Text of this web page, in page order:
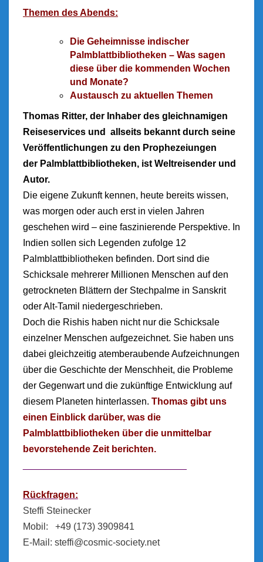
Themen des Abends:
Die Geheimnisse indischer
Palmblattbibliotheken – Was sagen
diese über die kommenden Wochen
und Monate?
Austausch zu aktuellen Themen
Thomas Ritter, der Inhaber des gleichnamigen
Reiseservices und allseits bekannt durch seine
Veröffentlichungen zu den Prophezeiungen
der Palmblattbibliotheken, ist Weltreisender und
Autor.
Die eigene Zukunft kennen, heute bereits wissen,
was morgen oder auch erst in vielen Jahren
geschehen wird – eine faszinierende Perspektive. In
Indien sollen sich Legenden zufolge 12
Palmblattbibliotheken befinden. Dort sind die
Schicksale mehrerer Millionen Menschen auf den
getrockneten Blättern der Stechpalme in Sanskrit
oder Alt-Tamil niedergeschrieben.
Doch die Rishis haben nicht nur die Schicksale
einzelner Menschen aufgezeichnet. Sie haben uns
dabei gleichzeitig atemberaubende Aufzeichnungen
über die Geschichte der Menschheit, die Probleme
der Gegenwart und die zukünftige Entwicklung auf
diesem Planeten hinterlassen. Thomas gibt uns
einen Einblick darüber, was die
Palmblattbibliotheken über die unmittelbar
bevorstehende Zeit berichten.
Rückfragen:
Steffi Steinecker
Mobil: +49 (173) 3909841
E-Mail: steffi@cosmic-society.net